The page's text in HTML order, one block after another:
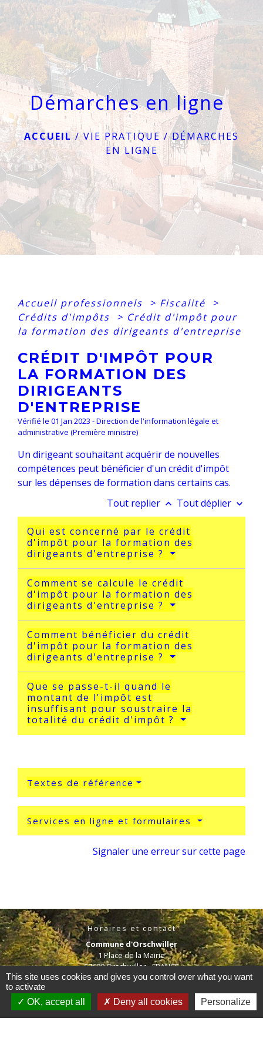
menu
Démarches en ligne
ACCUEIL/VIE PRATIQUE /DÉMARCHES
EN LIGNE
Accueil professionnels > Fiscalité
>
Crédits d'impôts
> Crédit d'impôt pour
la formation des dirigeants d'entreprise
CRÉDIT D'IMPÔT POUR
LA FORMATION DES
DIRIGEANTS
D'ENTREPRISE
Vérifié le 01 Jan 2023 - Direction de l'information légale et
administrative (Première ministre)
Un dirigeant souhaitant acquérir de nouvelles
compétences peut bénéficier d'un crédit d'impôt
sur les dépenses de formation dans certains cas.
Tout replier keyboard_arrow_up Tout déplier keyboard_arrow_down
Qui est concerné par le crédit
d'impôt pour la formation des
dirigeants d'entreprise ?
Comment se calcule le crédit
d'impôt pour la formation des
dirigeants d'entreprise ?
Comment bénéficier du crédit
d'impôt pour la formation des
dirigeants d'entreprise ?
Que se passe-t-il quand le
montant de l'impôt est
insuffisant pour soustraire la
totalité du crédit d'impôt ?
Textes de référence
Services en ligne et formulaires
Signaler une erreur sur cette page
Horaires et contact
Commune d'Orschwiller
1 Place de la Mairie
67600 Orschwiller - FRANCE
+33 3 88 92 06 51
This site uses cookies and gives you control over what you want
to activate
OK, accept all
Deny all cookies Personalize